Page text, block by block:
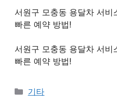
서원구 모충동 용달차 서
빠른 예약 방법!
서원구 모충동 용달차 서
빠른 예약 방법!
Categories
기타